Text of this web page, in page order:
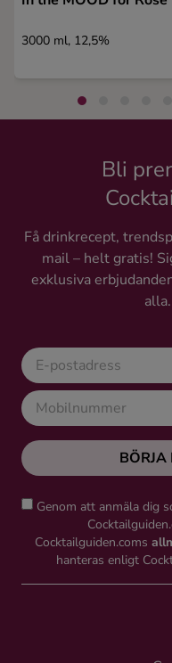
3000 ml, 12,5%
Bli
Få drinkrecept,
mail – helt gratis!
exklusiva
BÖRJA
Genom att anmäla dig
Cocktailguiden.coms
hanteras enligt